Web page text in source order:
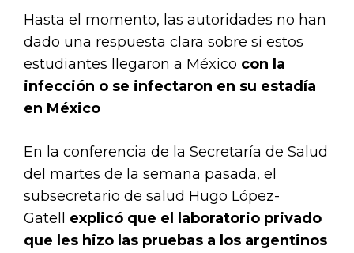
Hasta el momento, las autoridades no han
dado una respuesta clara sobre si estos
estudiantes llegaron a México con la
infección o se infectaron en su estadía
en México
En la conferencia de la Secretaría de Salud
del martes de la semana pasada, el
subsecretario de salud Hugo López-
Gatell explicó que el laboratorio privado
que les hizo las pruebas a los argentinos